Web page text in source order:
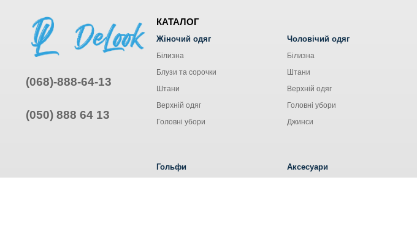
(068)-888-64-13
(050) 888 64 13
КАТАЛОГ
Жіночий одяг
Білизна
Блузи та сорочки
Штани
Верхній одяг
Головні убори
Чоловічий одяг
Білизна
Штани
Верхній одяг
Головні убори
Джинси
Гольфи Аксесуари